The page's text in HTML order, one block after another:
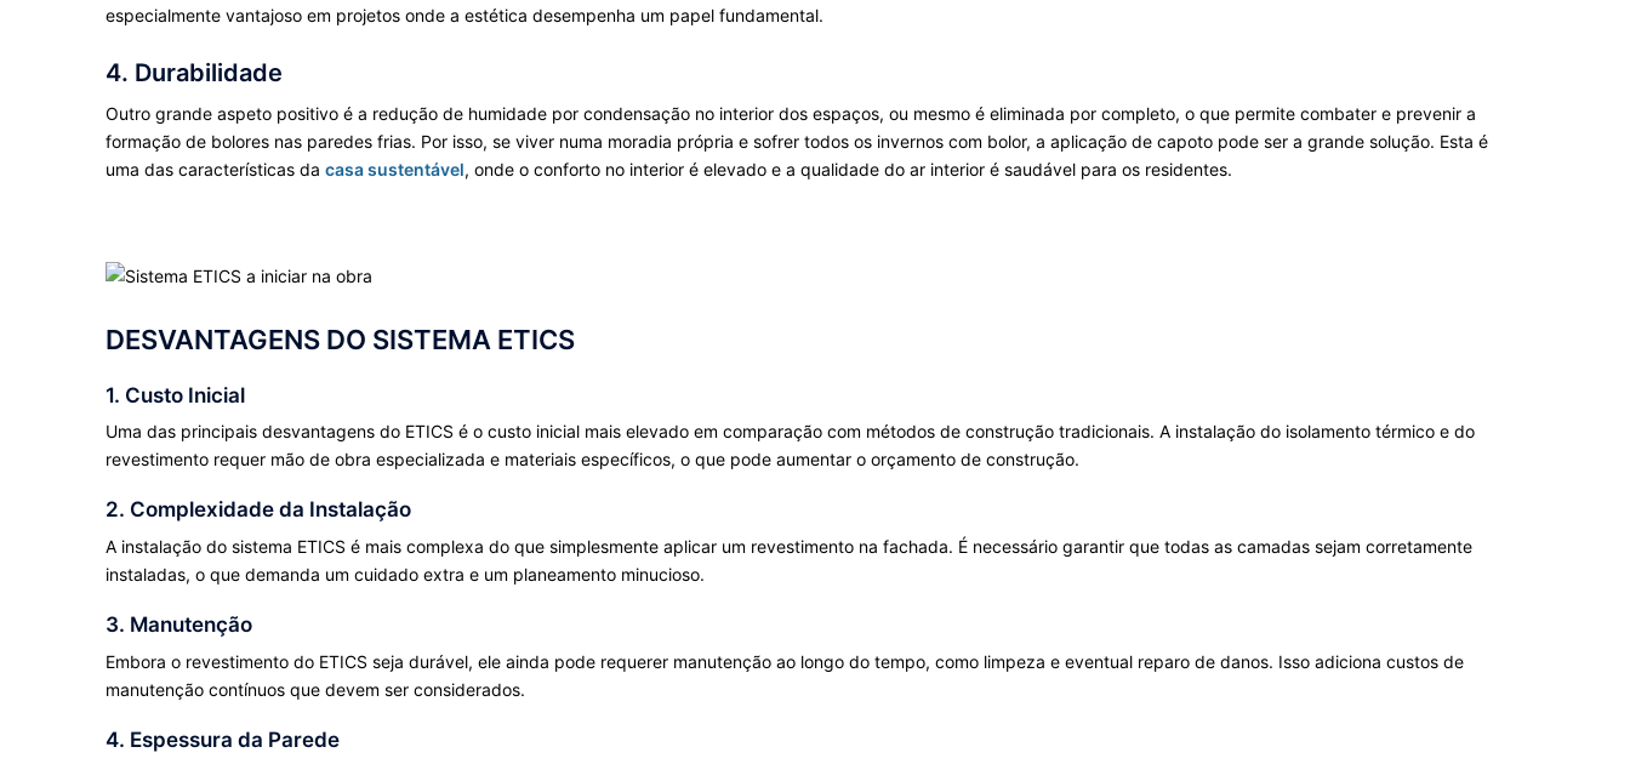
especialmente vantajoso em projetos onde a estética desempenha um papel fundamental.
4. Durabilidade
Outro grande aspeto positivo é a redução de humidade por condensação no interior dos espaços, ou mesmo é eliminada por completo, o que permite combater e prevenir a
formação de bolores nas paredes frias. Por isso, se viver numa moradia própria e sofrer todos os invernos com bolor, a aplicação de capoto pode ser a grande solução. Esta é
uma das características da casa sustentável, onde o conforto no interior é elevado e a qualidade do ar interior é saudável para os residentes.
DESVANTAGENS DO SISTEMA ETICS
1. Custo Inicial
Uma das principais desvantagens do ETICS é o custo inicial mais elevado em comparação com métodos de construção tradicionais. A instalação do isolamento térmico e do
revestimento requer mão de obra especializada e materiais específicos, o que pode aumentar o orçamento de construção.
2. Complexidade da Instalação
A instalação do sistema ETICS é mais complexa do que simplesmente aplicar um revestimento na fachada. É necessário garantir que todas as camadas sejam corretamente
instaladas, o que demanda um cuidado extra e um planeamento minucioso.
3. Manutenção
Embora o revestimento do ETICS seja durável, ele ainda pode requerer manutenção ao longo do tempo, como limpeza e eventual reparo de danos. Isso adiciona custos de
manutenção contínuos que devem ser considerados.
4. Espessura da Parede